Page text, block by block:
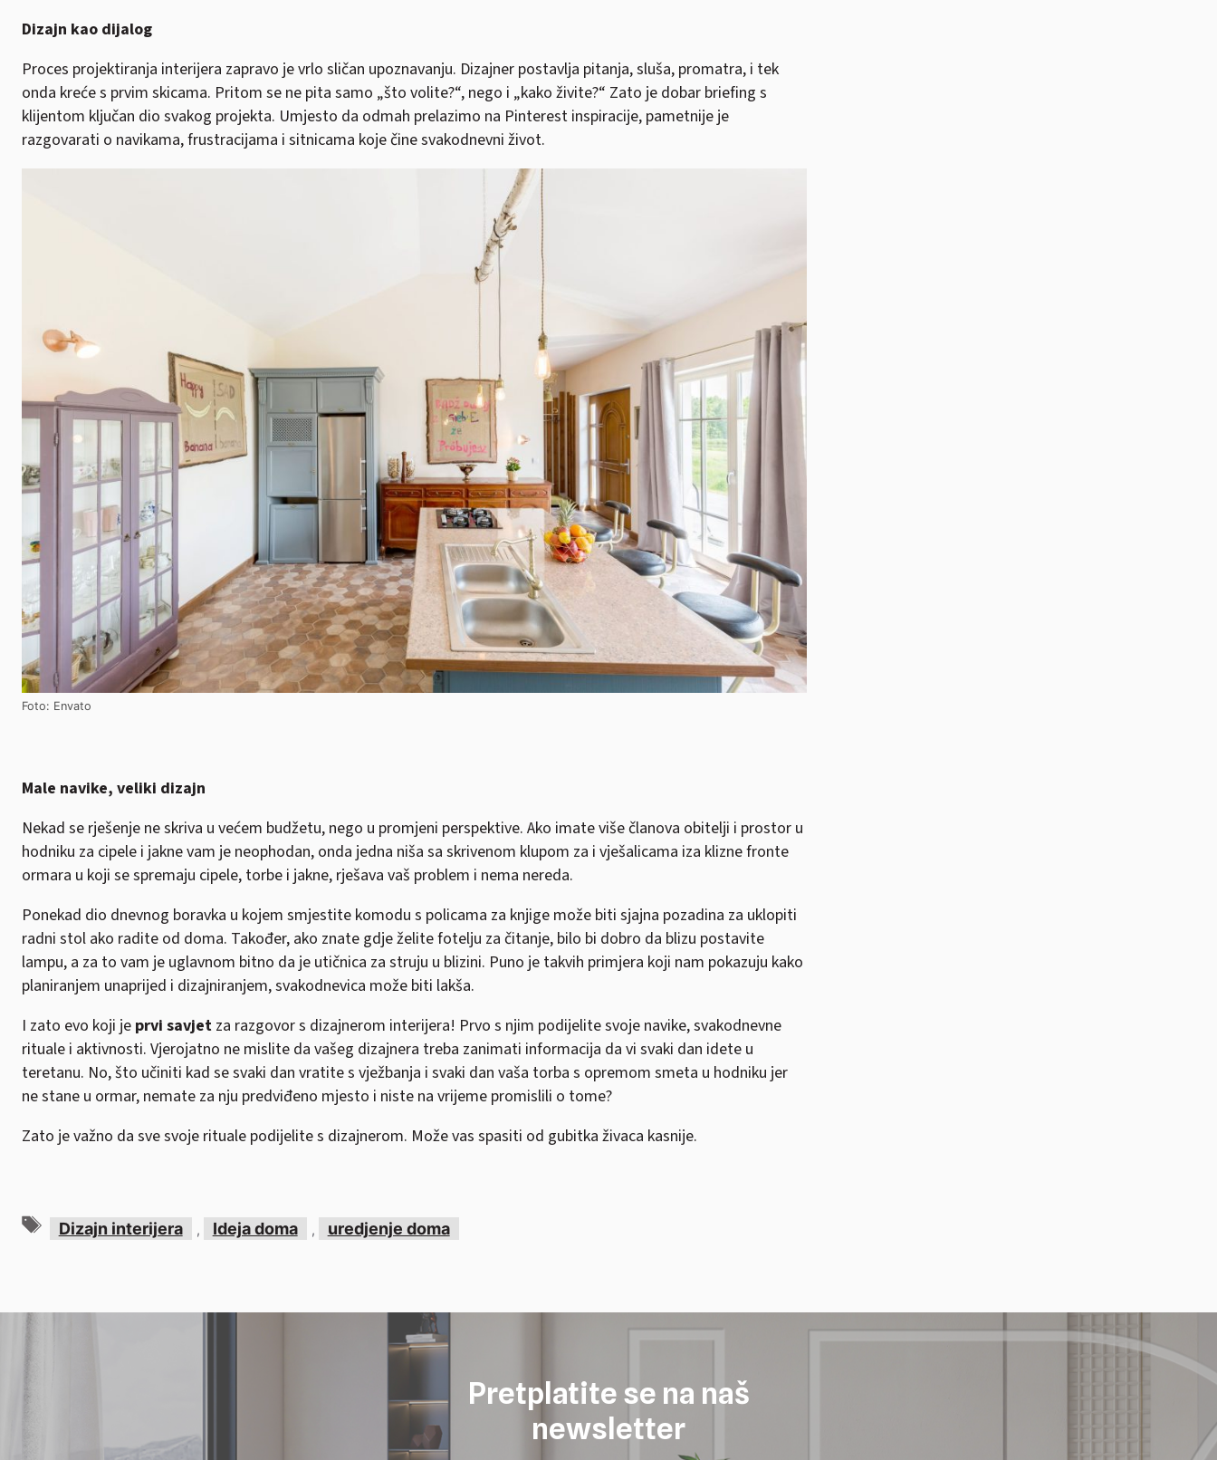
Dizajn kao dijalog
Proces projektiranja interijera zapravo je vrlo sličan upoznavanju. Dizajner postavlja pitanja, sluša, promatra, i tek
onda kreće s prvim skicama. Pritom se ne pita samo „što volite?“, nego i „kako živite?“ Zato je dobar briefing s
klijentom ključan dio svakog projekta. Umjesto da odmah prelazimo na Pinterest inspiracije, pametnije je
razgovarati o navikama, frustracijama i sitnicama koje čine svakodnevni život.
Foto: Envato
Male navike, veliki dizajn
Nekad se rješenje ne skriva u većem budžetu, nego u promjeni perspektive. Ako imate više članova obitelji i prostor u
hodniku za cipele i jakne vam je neophodan, onda jedna niša sa skrivenom klupom za i vješalicama iza klizne fronte
ormara u koji se spremaju cipele, torbe i jakne, rješava vaš problem i nema nereda.
Ponekad dio dnevnog boravka u kojem smjestite komodu s policama za knjige može biti sjajna pozadina za uklopiti
radni stol ako radite od doma. Također, ako znate gdje želite fotelju za čitanje, bilo bi dobro da blizu postavite
lampu, a za to vam je uglavnom bitno da je utičnica za struju u blizini. Puno je takvih primjera koji nam pokazuju kako
planiranjem unaprijed i dizajniranjem, svakodnevica može biti lakša.
I zato evo koji je prvi savjet za razgovor s dizajnerom interijera! Prvo s njim podijelite svoje navike, svakodnevne
rituale i aktivnosti. Vjerojatno ne mislite da vašeg dizajnera treba zanimati informacija da vi svaki dan idete u
teretanu. No, što učiniti kad se svaki dan vratite s vježbanja i svaki dan vaša torba s opremom smeta u hodniku jer
ne stane u ormar, nemate za nju predviđeno mjesto i niste na vrijeme promislili o tome?
Zato je važno da sve svoje rituale podijelite s dizajnerom. Može vas spasiti od gubitka živaca kasnije.
Oznake
Dizajn interijera , Ideja doma , uredjenje doma
Pretplatite se na naš
newsletter